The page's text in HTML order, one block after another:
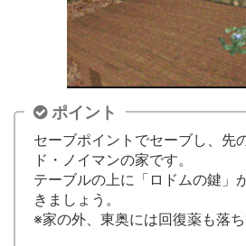
ポイント
セーブポイントでセーブし、先
ド・ノイマンの家です。
テーブルの上に「ロドムの鍵」
きましょう。
※家の外、東奥には回復薬も落ち